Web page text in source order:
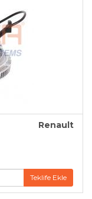
Renault
Teklife Ekle